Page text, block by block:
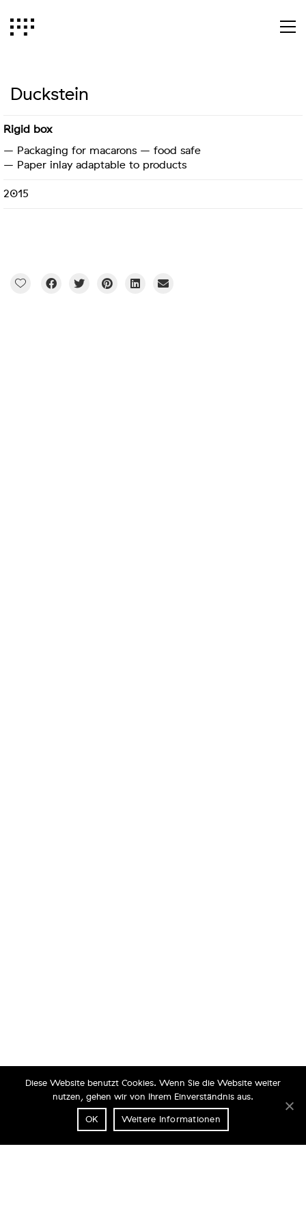
Duckstein
Rigid box
– Packaging for macarons – food safe
– Paper inlay adaptable to products
2015
Diese Website benutzt Cookies. Wenn Sie die Website weiter
nutzen, gehen wir von Ihrem Einverständnis aus.
OK Weitere Informationen